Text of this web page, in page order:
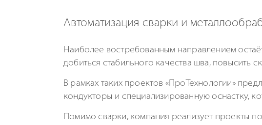
Автоматизация сварки и
Наиболее востребованным направлением
добиться стабильного качества шва, повысить
В рамках таких проектов «ПроТехнологии»
кондукторы и специализированную оснастку,
Помимо сварки, компания реализует проекты